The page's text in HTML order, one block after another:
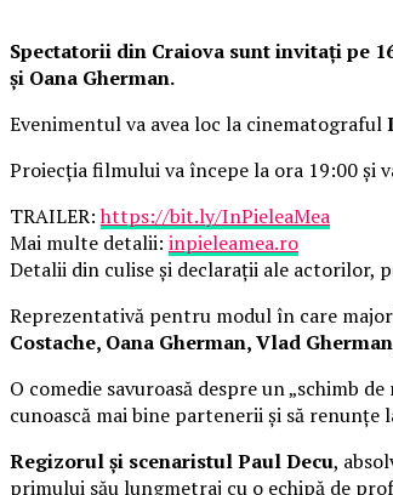
Spectatorii din Craiova sunt invitați pe
și Oana Gherman.
Evenimentul va avea loc la cinematograful
Proiecția filmului va începe la ora 19:00 și
TRAILER:https://bit.ly/InPieleaMea
Mai multe detalii: inpieleamea.ro
Detalii din culise și declarații ale actorilor,
Reprezentativă pentru modul în care
Costache, Oana Gherman, Vlad
O comedie savuroasă despre un „schimb
cunoască mai bine partenerii și să renunțe
Regizorul și scenaristul Paul Decu,
primului său lungmetraj cu o echipă de